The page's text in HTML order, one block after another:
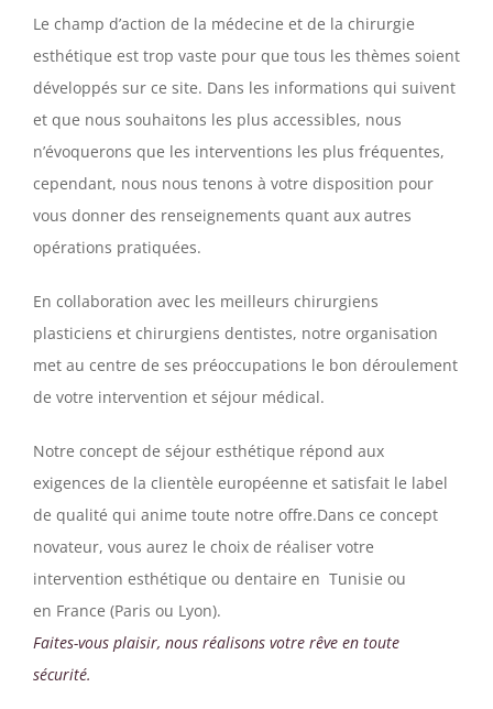
Le champ d’action de la médecine et de la chirurgie
esthétique est trop vaste pour que tous les thèmes soient
développés sur ce site. Dans les informations qui suivent
et que nous souhaitons les plus accessibles, nous
n’évoquerons que les interventions les plus fréquentes,
cependant, nous nous tenons à votre disposition pour
vous donner des renseignements quant aux autres
opérations pratiquées.
En collaboration avec les meilleurs chirurgiens
plasticiens et chirurgiens dentistes, notre organisation
met au centre de ses préoccupations le bon déroulement
de votre intervention et séjour médical.
Notre concept de séjour esthétique répond aux
exigences de la clientèle européenne et satisfait le label
de qualité qui anime toute notre offre.Dans ce concept
novateur, vous aurez le choix de réaliser votre
intervention esthétique ou dentaire en Tunisie ou
en France (Paris ou Lyon).
Faites-vous plaisir, nous réalisons votre rêve en toute
sécurité.